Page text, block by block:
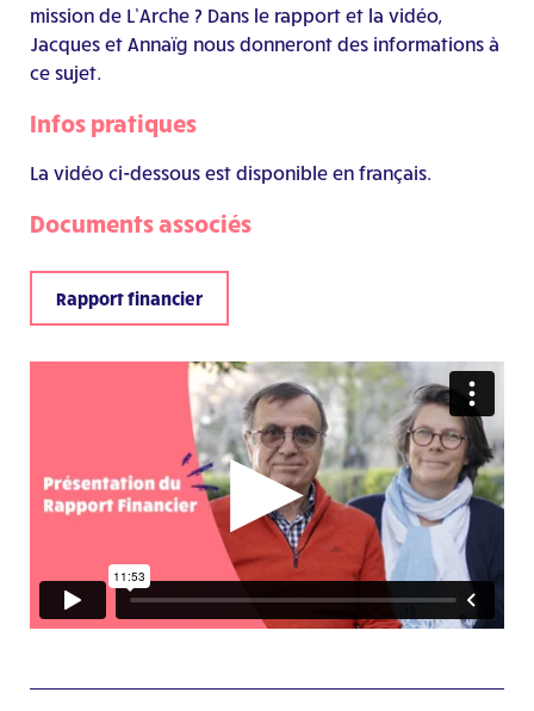
mission de L’Arche ? Dans le rapport et la vidéo,
Jacques et Annaïg nous donneront des informations à
ce sujet.
Infos pratiques
La vidéo ci-dessous est disponible en français.
Documents associés
Rapport financier